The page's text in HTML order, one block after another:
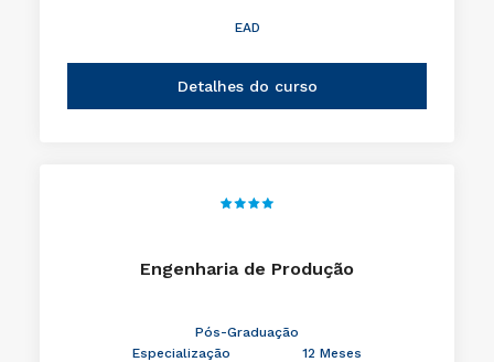
EAD
Detalhes do curso
Engenharia de Produção
Pós-Graduação
Especialização
12 Meses